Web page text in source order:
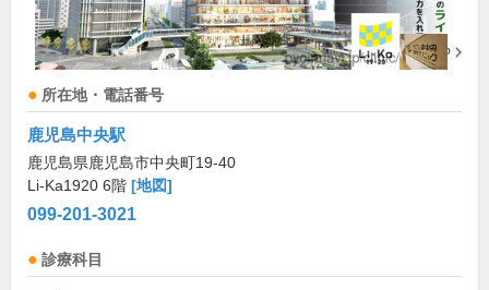
所在地・電話番号
鹿児島中央駅
鹿児島県鹿児島市中央町19-40
Li-Ka1920 6階 [地図]
099-201-3021
診療科目